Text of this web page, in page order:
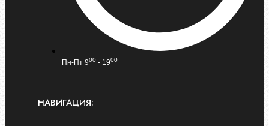
Пн-Пт 900 - 1900
НАВИГАЦИЯ: